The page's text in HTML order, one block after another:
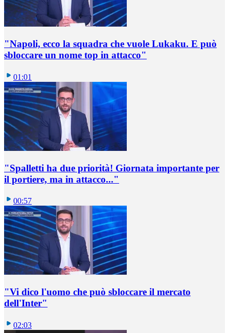
"Napoli, ecco la squadra che vuole Lukaku. E può
sbloccare un nome top in attacco"
01:01
"Spalletti ha due priorità! Giornata importante per
il portiere, ma in attacco..."
00:57
"Vi dico l'uomo che può sbloccare il mercato
dell'Inter"
02:03